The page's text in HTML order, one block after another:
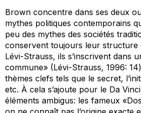
Brown concentre dans ses deux
mythes politiques contemporains
peu des mythes des sociétés
conservent toujours leur structure
Lévi-Strauss, ils s’inscrivent dans
commune» (Lévi-Strauss, 1996:
thèmes clefs tels que le secret,
etc. À cela s’ajoute pour le Da
éléments ambigus: les fameux